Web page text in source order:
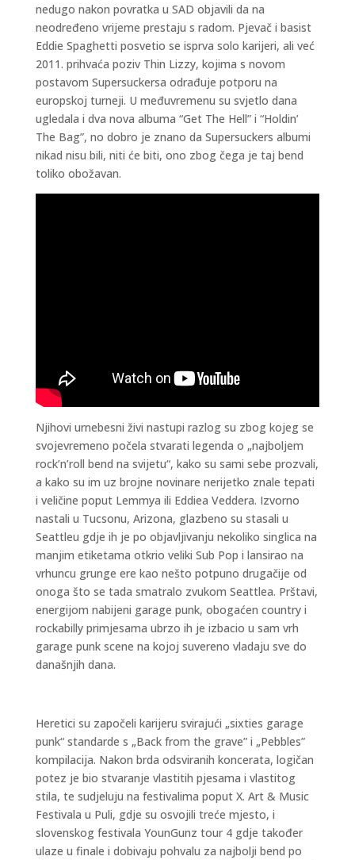
nedugo nakon povratka u SAD objavili da na
neodređeno vrijeme prestaju s radom. Pjevač i basist
Eddie Spaghetti posvetio se isprva solo karijeri, ali već
2011. prihvaća poziv Thin Lizzy, kojima s novom
postavom Supersuckersa odrađuje potporu na
europskoj turneji. U međuvremenu su svjetlo dana
ugledala i dva nova albuma “Get The Hell” i “Holdin’
The Bag”, no dobro je znano da Supersuckers albumi
nikad nisu bili, niti će biti, ono zbog čega je taj bend
toliko obožavan.
Njihovi urnebesni živi nastupi razlog su zbog kojeg se
svojevremeno počela stvarati legenda o „najboljem
rock’n’roll bend na svijetu“, kako su sami sebe prozvali,
a kako su im uz brojne novinare nerijetko znale tepati
i veličine poput Lemmya ili Eddiea Veddera. Izvorno
nastali u Tucsonu, Arizona, glazbeno su stasali u
Seattleu gdje ih je po objavljivanju nekoliko singlica na
manjim etiketama otkrio veliki Sub Pop i lansirao na
vrhuncu grunge ere kao nešto potpuno drugačije od
onoga što se tada smatralo zvukom Seattlea. Prštavi,
energijom nabijeni garage punk, obogaćen country i
rockabilly primjesama ubrzo ih je izbacio u sam vrh
garage punk scene na kojoj suvereno vladaju sve do
današnjih dana.
Heretici su započeli karijeru svirajući „sixties garage
punk“ standarde s „Back from the grave” i „Pebbles”
kompilacija. Nakon brda odsviranih koncerata, logičan
potez je bio stvaranje vlastitih pjesama i vlastitog
stila, te sudjeluju na festivalima poput X. Art & Music
Festivala u Puli, gdje su osvojili treće mjesto, i
slovenskog festivala YounGunz tour 4 gdje također
ulaze u finale i dobivaju pohvalu za najbolji bend po